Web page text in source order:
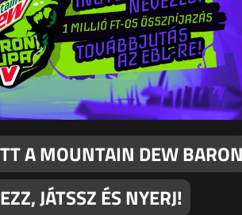
A MOUNTAIN DEW
JÁTSSZ ÉS NYERJ!